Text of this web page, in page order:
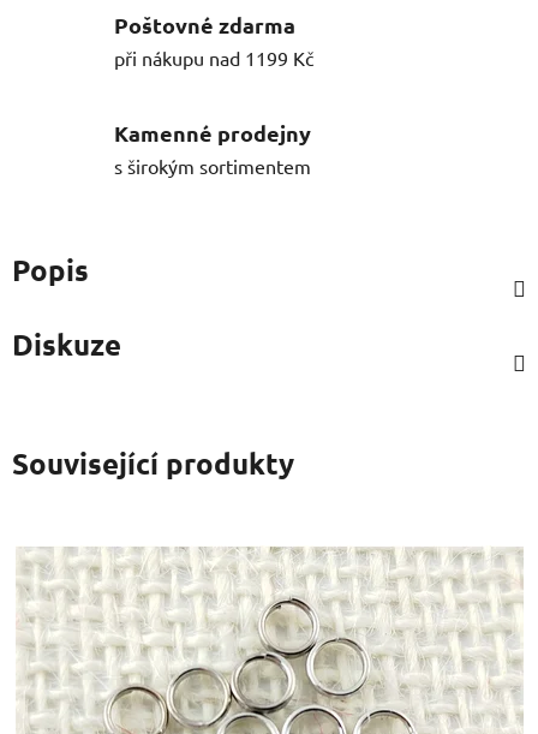
Poštovné zdarma
při nákupu nad 1199 Kč
Kamenné prodejny
s širokým sortimentem
Popis
Diskuze
Související produkty